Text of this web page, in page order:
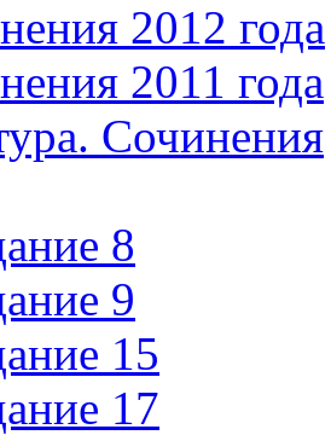
2012 года
2011 года
Сочинения
8
9
15
17